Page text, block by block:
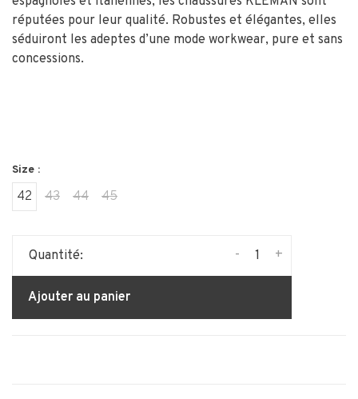
réputées pour leur qualité. Robustes et élégantes, elles
séduiront les adeptes d’une mode workwear, pure et sans
concessions.
Size :
42 43 44 45
Quantité: +
-
Ajouter au panier